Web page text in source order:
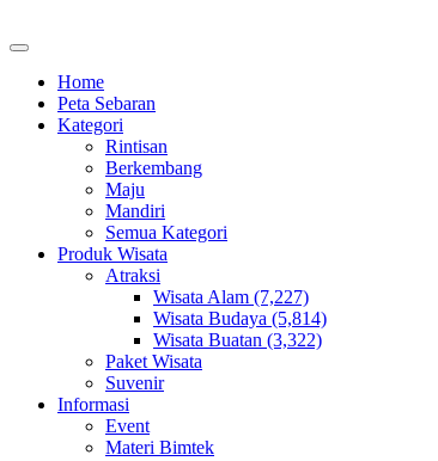
Home
Peta Sebaran
Kategori
Rintisan
Berkembang
Maju
Mandiri
Semua Kategori
Produk Wisata
Atraksi
Wisata Alam (7,227)
Wisata Budaya (5,814)
Wisata Buatan (3,322)
Paket Wisata
Suvenir
Informasi
Event
Materi Bimtek